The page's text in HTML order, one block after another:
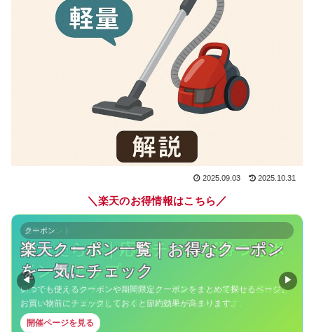
2025.09.03 2025.10.31
＼ 楽天のお得情報はこちら ／
クーポン
楽天クーポン一覧｜お得なクーポン
を一気にチェック
いつでも使えるクーポンや期間限定クーポンをまとめて探せるページ。
お買い物前にチェックしておくと節約効果が高まります。
開催ページを見る
◀ ▶